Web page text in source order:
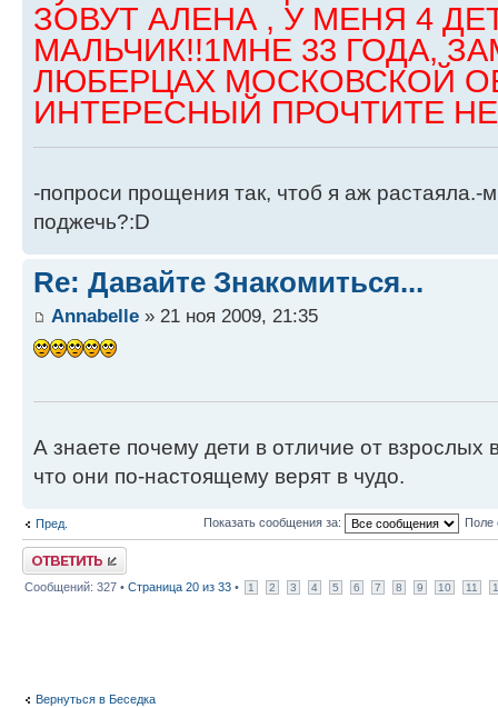
ЗОВУТ АЛЕНА , У МЕНЯ 4
МАЛЬЧИК!!1МНЕ 33 ГОДА,
ЛЮБЕРЦАХ МОСКОВСКОЙ
ИНТЕРЕСНЫЙ ПРОЧТИТЕ
-попроси прощения так, чтоб я аж растаяла.-
поджечь?:D
Re: Давайте Знакомиться...
Annabelle » 21 ноя 2009, 21:35
А знаете почему дети в отличие от взрослых
что они по-настоящему верят в чудо.
Пред. Показать сообщения за: Поле
Ответить
Сообщений: 327 • Страница 20 из 33 • 1 2 3 4 5 6 7 8 9 10 11
Вернуться в Беседка